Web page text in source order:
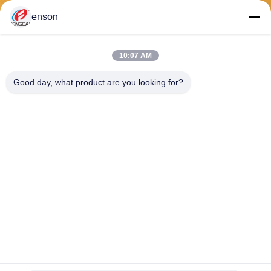
Mengirim
enson
10:07 AM
Good day, what product are you looking for?